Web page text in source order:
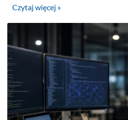
Czytaj więcej »